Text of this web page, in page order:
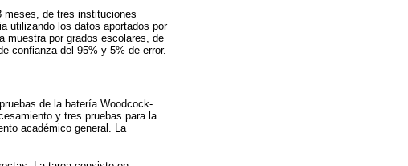
meses, de tres instituciones
utilizando los datos aportados por
muestra por grados escolares, de
confianza del 95% y 5% de error.
de la batería Woodcock-
y tres pruebas para la
académico general. La